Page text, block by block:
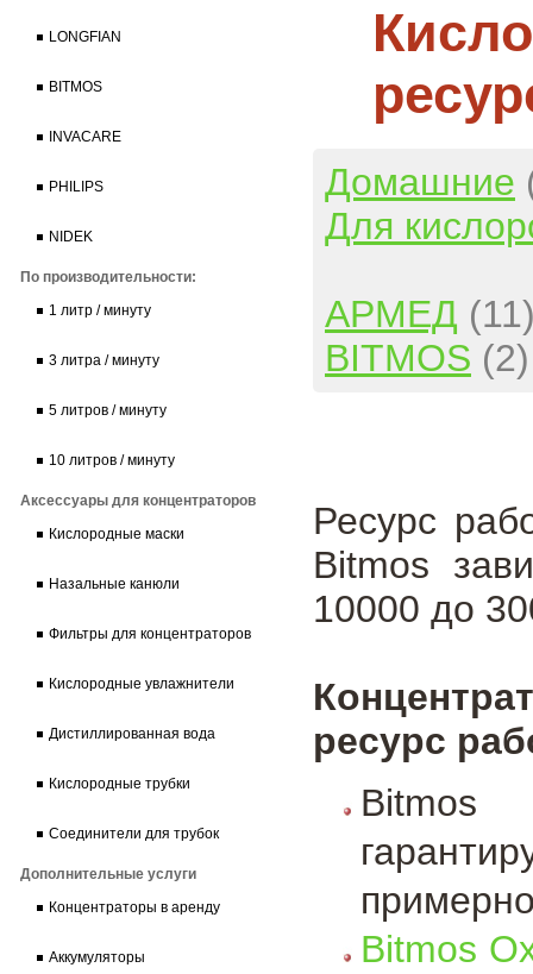
LONGFIAN
BITMOS
INVACARE
PHILIPS
NIDEK
По производительности:
1 литр / минуту
3 литра / минуту
5 литров / минуту
10 литров / минуту
Аксессуары для концентраторов
Кислородные маски
Назальные канюли
Фильтры для концентраторов
Кислородные увлажнители
Дистиллированная вода
Кислородные трубки
Соединители для трубок
Дополнительные услуги
Концентраторы в аренду
Аккумуляторы
Домашние
Для
АРМЕД
BITMOS (2)
Ресурс
Bitmos
10000 до
ресурс
Bitmos
Bitmos